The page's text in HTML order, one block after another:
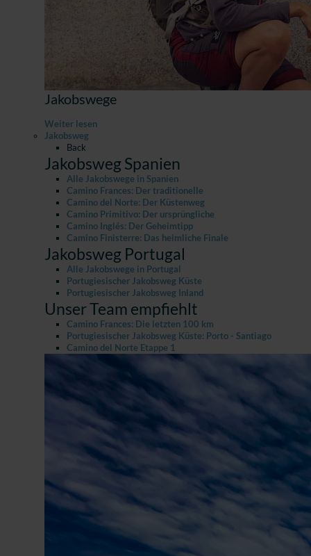
Jakobswege
Weiter lesen
Jakobsweg
Back
Jakobsweg Spanien
Alle Jakobswege in Spanien
Camino Frances: Der traditionelle
Camino del Norte: Der Küstenweg
Camino Primitivo: Der ursprüngliche
Camino Inglés: Der Geheimtipp
Camino Finisterre: Das heimliche Finale
Jakobsweg Portugal
Alle Jakobswege in Portugal
Portugiesischer Jakobsweg Küste
Portugiesischer Jakobsweg Inland
Unser Team empfiehlt
Camino Frances: Die letzten 100 km
Portugiesischer Jakobsweg Küste: Porto - Santiago
Camino del Norte Etappe 1